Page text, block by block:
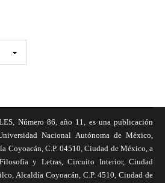
Número 86, año 11, es una publicación
Nacional Autónoma de México,
Coyoacán, C.P. 04510, Ciudad de México, a
y Letras, Circuito Interior, Ciudad
Alcaldía Coyoacán, C.P. 4510, Ciudad de